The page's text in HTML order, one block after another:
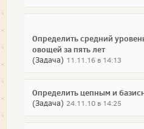
Определить средний
овощей за пять лет
(Задача) 11.11.16 в 14:13
Определить цепным и
(Задача) 24.11.10 в 14:25